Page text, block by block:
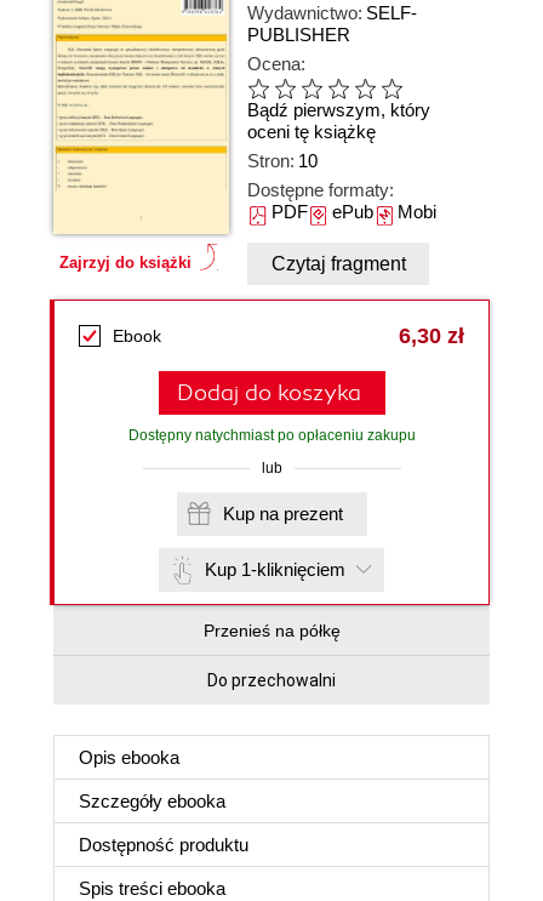
Zajrzyj do książki
Wydawnictwo: SELF-
PUBLISHER
Ocena:
Bądź pierwszym, który
oceni tę książkę
Stron: 10
Dostępne formaty:
PDFePubMobi
Czytaj fragment
Ebook 6,30 zł
Dodaj do koszyka
Dostępny natychmiast po opłaceniu zakupu
lub
Kup na prezent
Kup 1-kliknięciem
Przenieś na półkę
Do przechowalni
Opis ebooka
Szczegóły ebooka
Dostępność produktu
Spis treści ebooka